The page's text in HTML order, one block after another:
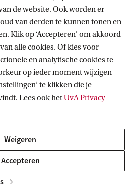
rolstoelgebruikers
van BG 1 en BG 2 bevinden
voor mindervaliden.
geldt dat je de
voor
kunt aanvragen als je in
Daarmee kun je gratis
waar betaald
de website. Ook worden er
van derden te kunnen tonen en
Klik op ‘Accepteren’ om akkoord
alle cookies. Of kies voor
en analytische cookies te
op ieder moment wijzigen
te klikken die je
Lees ook hetUvA Privacy
Weigeren
Accepteren